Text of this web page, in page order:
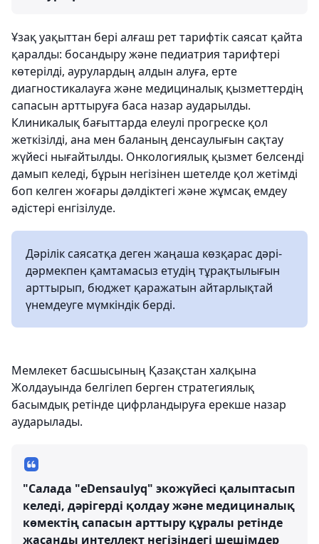
Ұзақ уақыттан бері алғаш рет тарифтік саясат қайта
қаралды: босандыру және педиатрия тарифтері
көтерілді, аурулардың алдын алуға, ерте
диагностикалауға және медициналық қызметтердің
сапасын арттыруға баса назар аударылды.
Клиникалық бағыттарда елеулі прогреске қол
жеткізілді, ана мен баланың денсаулығын сақтау
жүйесі нығайтылды. Онкологиялық қызмет белсенді
дамып келеді, бұрын негізінен шетелде қол жетімді
боп келген жоғары дәлдіктегі және жұмсақ емдеу
әдістері енгізілуде.
Дәрілік саясатқа деген жаңаша көзқарас дәрі-
дәрмекпен қамтамасыз етудің тұрақтылығын
арттырып, бюджет қаражатын айтарлықтай
үнемдеуге мүмкіндік берді.
Мемлекет басшысының Қазақстан халқына
Жолдауында белгілеп берген стратегиялық
басымдық ретінде цифрландыруға ерекше назар
аударылады.
"Салада "eDensaulyq" экожүйесі қалыптасып
келеді, дәрігерді қолдау және медициналық
көмектің сапасын арттыру құралы ретінде
жасанды интеллект негізіндегі шешімдер